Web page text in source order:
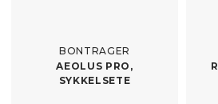
BONTRAGER
AEOLUS PRO,
SYKKELSETE